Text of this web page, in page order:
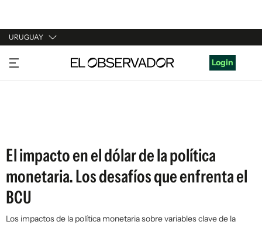
URUGUAY
URUGUAY
ARGENTINA
Login
El impacto en el dólar de la política
monetaria. Los desafíos que enfrenta el
BCU
Los impactos de la política monetaria sobre variables clave de la